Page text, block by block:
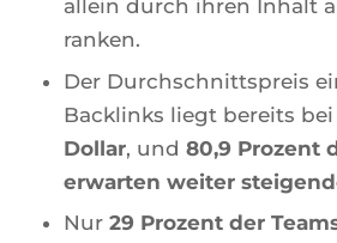
allein durch ihren Inhalt
ranken.
Der Durchschnittspreis
Backlinks liegt bereits
Dollar, und80,9 Prozent
erwarten weiter
Nur29 Prozent der